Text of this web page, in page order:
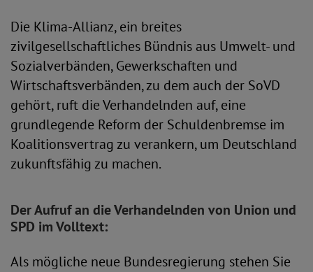
Die Klima-Allianz, ein breites
zivilgesellschaftliches Bündnis aus Umwelt- und
Sozialverbänden, Gewerkschaften und
Wirtschaftsverbänden, zu dem auch der SoVD
gehört, ruft die Verhandelnden auf, eine
grundlegende Reform der Schuldenbremse im
Koalitionsvertrag zu verankern, um Deutschland
zukunftsfähig zu machen.
Der Aufruf an die Verhandelnden von Union und
SPD im Volltext:
Als mögliche neue Bundesregierung stehen Sie